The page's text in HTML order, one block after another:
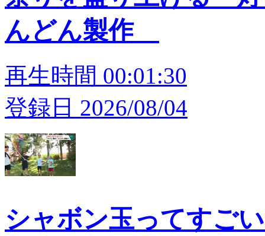
んどん製作
再生時間 00:01:30
登録日 2026/08/04
シャボン玉ってすご